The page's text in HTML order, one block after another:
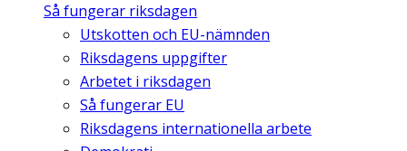
Så fungerar riksdagen
Utskotten och EU-nämnden
Riksdagens uppgifter
Arbetet i riksdagen
Så fungerar EU
Riksdagens internationella arbete